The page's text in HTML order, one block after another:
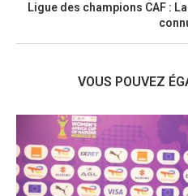
Ligue des champions CAF :
VOUS POUVEZ